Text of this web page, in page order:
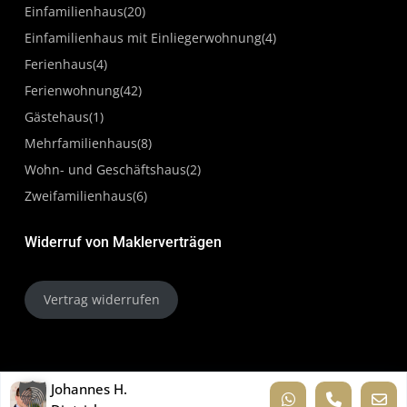
Einfamilienhaus(20)
Einfamilienhaus mit Einliegerwohnung(4)
Ferienhaus(4)
Ferienwohnung(42)
Gästehaus(1)
Mehrfamilienhaus(8)
Wohn- und Geschäftshaus(2)
Zweifamilienhaus(6)
Widerruf von Maklerverträgen
Vertrag widerrufen
© dahoim Immobilien im Hochschwarzwald
Johannes H.